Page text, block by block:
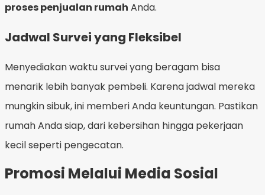
proses penjualan rumah Anda.
Jadwal Survei yang Fleksibel
Menyediakan waktu survei yang beragam bisa
menarik lebih banyak pembeli. Karena jadwal mereka
mungkin sibuk, ini memberi Anda keuntungan. Pastikan
rumah Anda siap, dari kebersihan hingga pekerjaan
kecil seperti pengecatan.
Promosi Melalui Media Sosial